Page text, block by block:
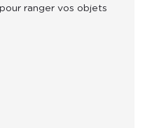
ranger vos objets